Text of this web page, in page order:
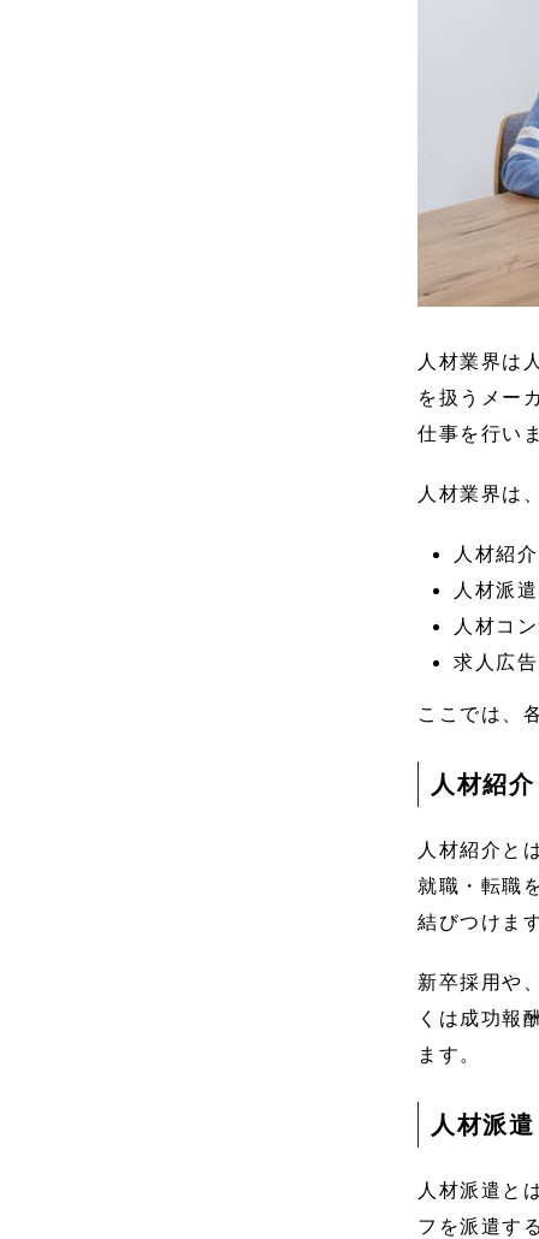
人材業界は
を扱うメー
仕事を行い
人材業界は
人材紹介
人材派遣
人材コ
求人広告
ここでは、
人材紹介
人材紹介と
就職・転職
結びつけま
新卒採用や
くは成功報
ます。
人材派遣
人材派遣と
フを派遣す